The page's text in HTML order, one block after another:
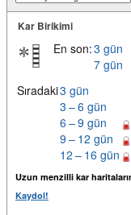
Kar Birikimi
En son:3 gün
7 gün
Sıradaki3 gün
3 – 6 gün
6 – 9 gün
9 – 12 gün
12 – 16 gün
Uzun menzilli kar
Kaydol!